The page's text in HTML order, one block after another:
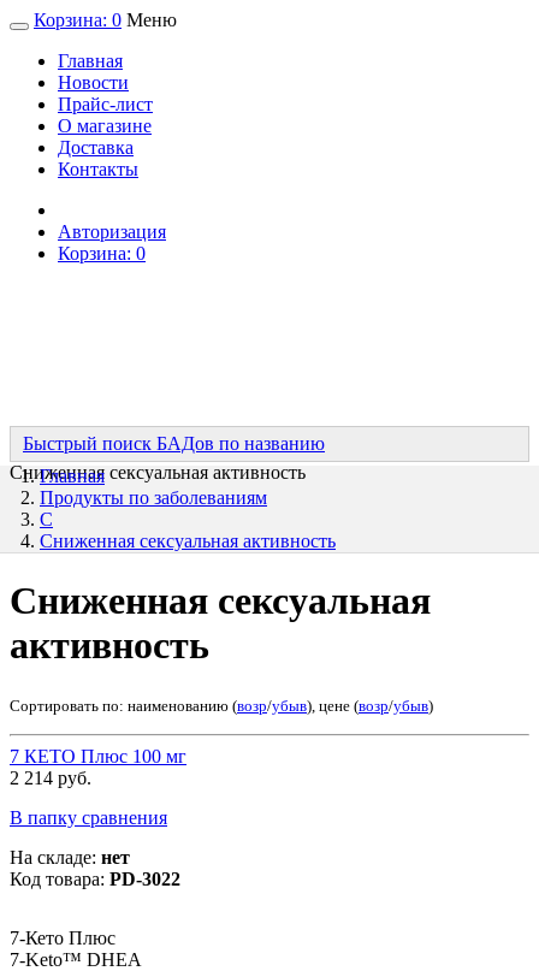
Корзина: 0 Меню
Главная
Новости
Прайс-лист
О магазине
Доставка
Контакты
Авторизация
Корзина: 0
Быстрый поиск БАДов по названию
Сниженная сексуальная активность
Главная
Продукты по заболеваниям
С
Сниженная сексуальная активность
Сниженная сексуальная
активность
Сортировать по: наименованию (возр/убыв), цене (возр/убыв)
7 КЕТО Плюс 100 мг
2 214 руб.
В папку сравнения
На складе: нет
Код товара: PD-3022
7-Кето Плюс
7-Keto™ DHEA